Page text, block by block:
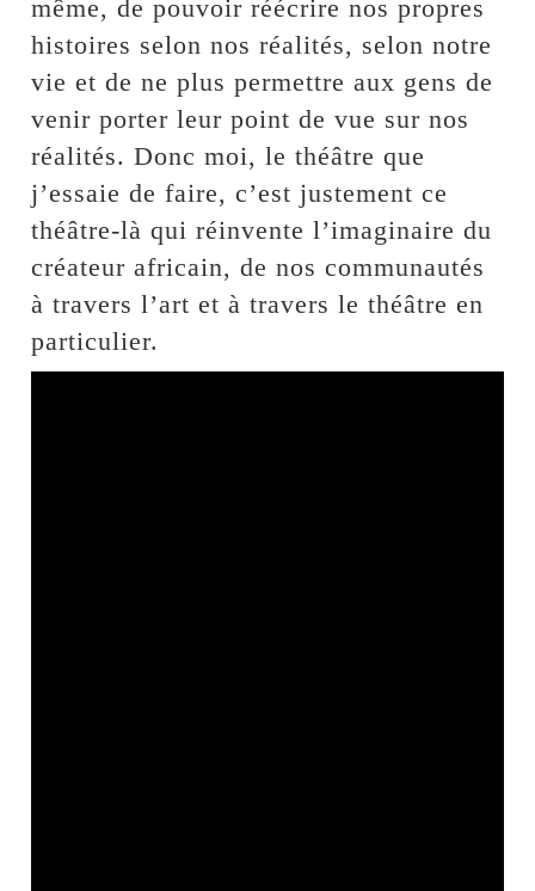
même, de pouvoir réécrire nos propres
histoires selon nos réalités, selon notre
vie et de ne plus permettre aux gens de
venir porter leur point de vue sur nos
réalités. Donc moi, le théâtre que
j’essaie de faire, c’est justement ce
théâtre-là qui réinvente l’imaginaire du
créateur africain, de nos communautés
à travers l’art et à travers le théâtre en
particulier.